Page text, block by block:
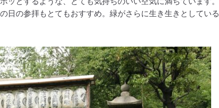
日の参拝もとてもおすすめ。緑がさらに生き生きとしている